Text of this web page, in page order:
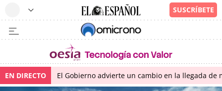
EN DIRECTO El Gobierno advierte un cambio en la llegada